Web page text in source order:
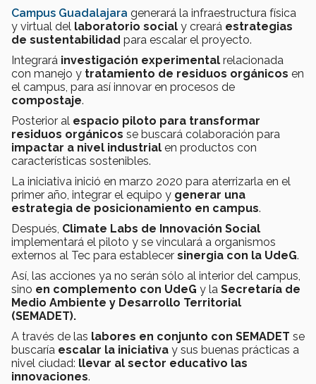
Campus Guadalajara generará la infraestructura física
y virtual del laboratorio social y creará estrategias
de sustentabilidad para escalar el proyecto.
Integrará investigación experimental relacionada
con manejo y tratamiento de residuos orgánicos en
el campus, para así innovar en procesos de
compostaje.
Posterior al espacio piloto para transformar
residuos orgánicos se buscará colaboración para
impactar a nivel industrial en productos con
características sostenibles.
La iniciativa inició en marzo 2020 para aterrizarla en el
primer año, integrar el equipo y generar una
estrategia de posicionamiento en campus.
Después, Climate Labs de Innovación Social
implementará el piloto y se vinculará a organismos
externos al Tec para establecer sinergia con la UdeG.
Así, las acciones ya no serán sólo al interior del campus,
sino en complemento con UdeG y la Secretaría de
Medio Ambiente y Desarrollo Territorial
(SEMADET).
A través de las labores en conjunto con SEMADET se
buscaría escalar la iniciativa y sus buenas prácticas a
nivel ciudad: llevar al sector educativo las
innovaciones.